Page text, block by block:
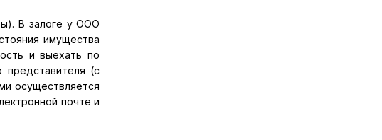
В залоге у ООО
имущества
и выехать по
(с
осуществляется
почте и